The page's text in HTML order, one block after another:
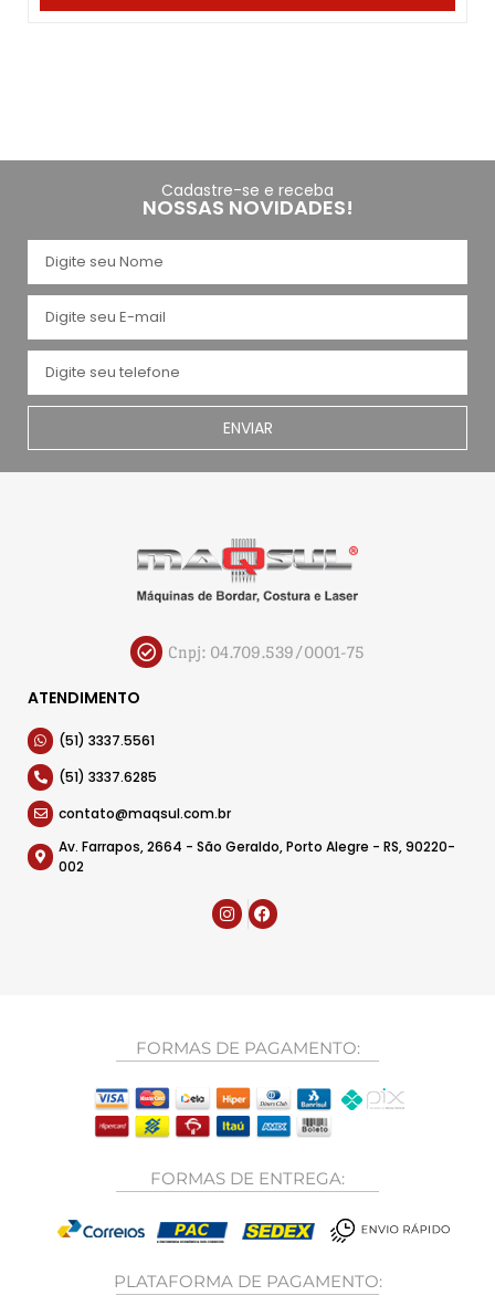
Cadastre-se e receba
NOSSAS NOVIDADES!
ENVIAR
Cnpj: 04.709.539/0001-75
ATENDIMENTO
(51) 3337.5561
(51) 3337.6285
contato@maqsul.com.br
Av. Farrapos, 2664 - São Geraldo, Porto Alegre - RS, 90220-
002
FORMAS DE PAGAMENTO:
FORMAS DE ENTREGA:
PLATAFORMA DE PAGAMENTO: